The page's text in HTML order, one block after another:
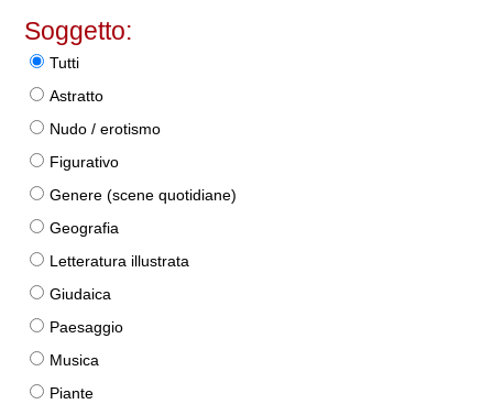
Soggetto:
Tutti
Astratto
Nudo / erotismo
Figurativo
Genere (scene quotidiane)
Geografia
Letteratura illustrata
Giudaica
Paesaggio
Musica
Piante